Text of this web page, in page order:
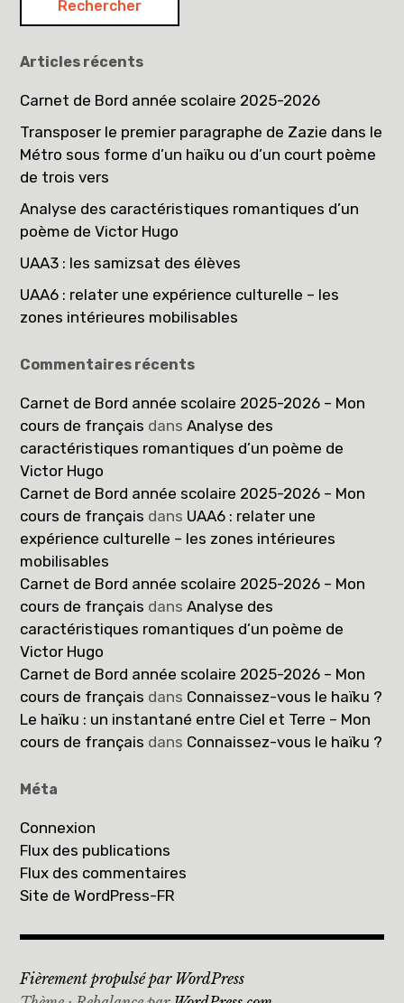
Articles récents
Carnet de Bord année scolaire 2025-2026
Transposer le premier paragraphe de Zazie dans le
Métro sous forme d’un haïku ou d’un court poème
de trois vers
Analyse des caractéristiques romantiques d’un
poème de Victor Hugo
UAA3 : les samizsat des élèves
UAA6 : relater une expérience culturelle – les
zones intérieures mobilisables
Commentaires récents
Carnet de Bord année scolaire 2025-2026 – Mon
cours de français dansAnalyse des
caractéristiques romantiques d’un poème de
Victor Hugo
Carnet de Bord année scolaire 2025-2026 – Mon
cours de français dans UAA6 : relater une
expérience culturelle – les zones intérieures
mobilisables
Carnet de Bord année scolaire 2025-2026 – Mon
cours de français dansAnalyse des
caractéristiques romantiques d’un poème de
Victor Hugo
Carnet de Bord année scolaire 2025-2026 – Mon
cours de français dans Connaissez-vous le haïku ?
Le haïku : un instantané entre Ciel et Terre – Mon
cours de français dans Connaissez-vous le haïku ?
Méta
Connexion
Flux des publications
Flux des commentaires
Site de WordPress-FR
Fièrement propulsé par WordPress